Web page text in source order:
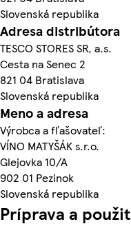
Slovenská republika
Adresa distribútora
TESCO STORES SR, a.s.
Cesta na Senec 2
821 04 Bratislava
Slovenská republika
Meno a adresa
Výrobca a fľašovateľ:
VÍNO MATYŠÁK s.r.o.
Glejovka 10/A
902 01 Pezinok
Slovenská republika
Príprava a